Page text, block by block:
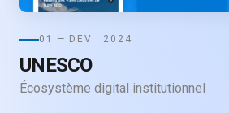
01 — DEV · 2024
UNESCO
Écosystème digital institutionnel